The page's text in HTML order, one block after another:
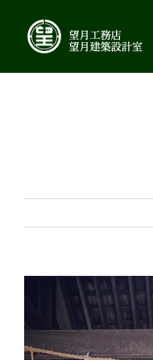
content
Image